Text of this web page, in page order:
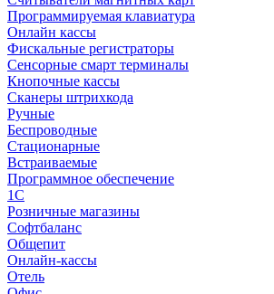
Программируемая клавиатура
Онлайн кассы
Фискальные регистраторы
Сенсорные смарт терминалы
Кнопочные кассы
Сканеры штрихкода
Ручные
Беспроводные
Стационарные
Встраиваемые
Программное обеспечение
1С
Розничные магазины
Софтбаланс
Общепит
Онлайн-кассы
Отель